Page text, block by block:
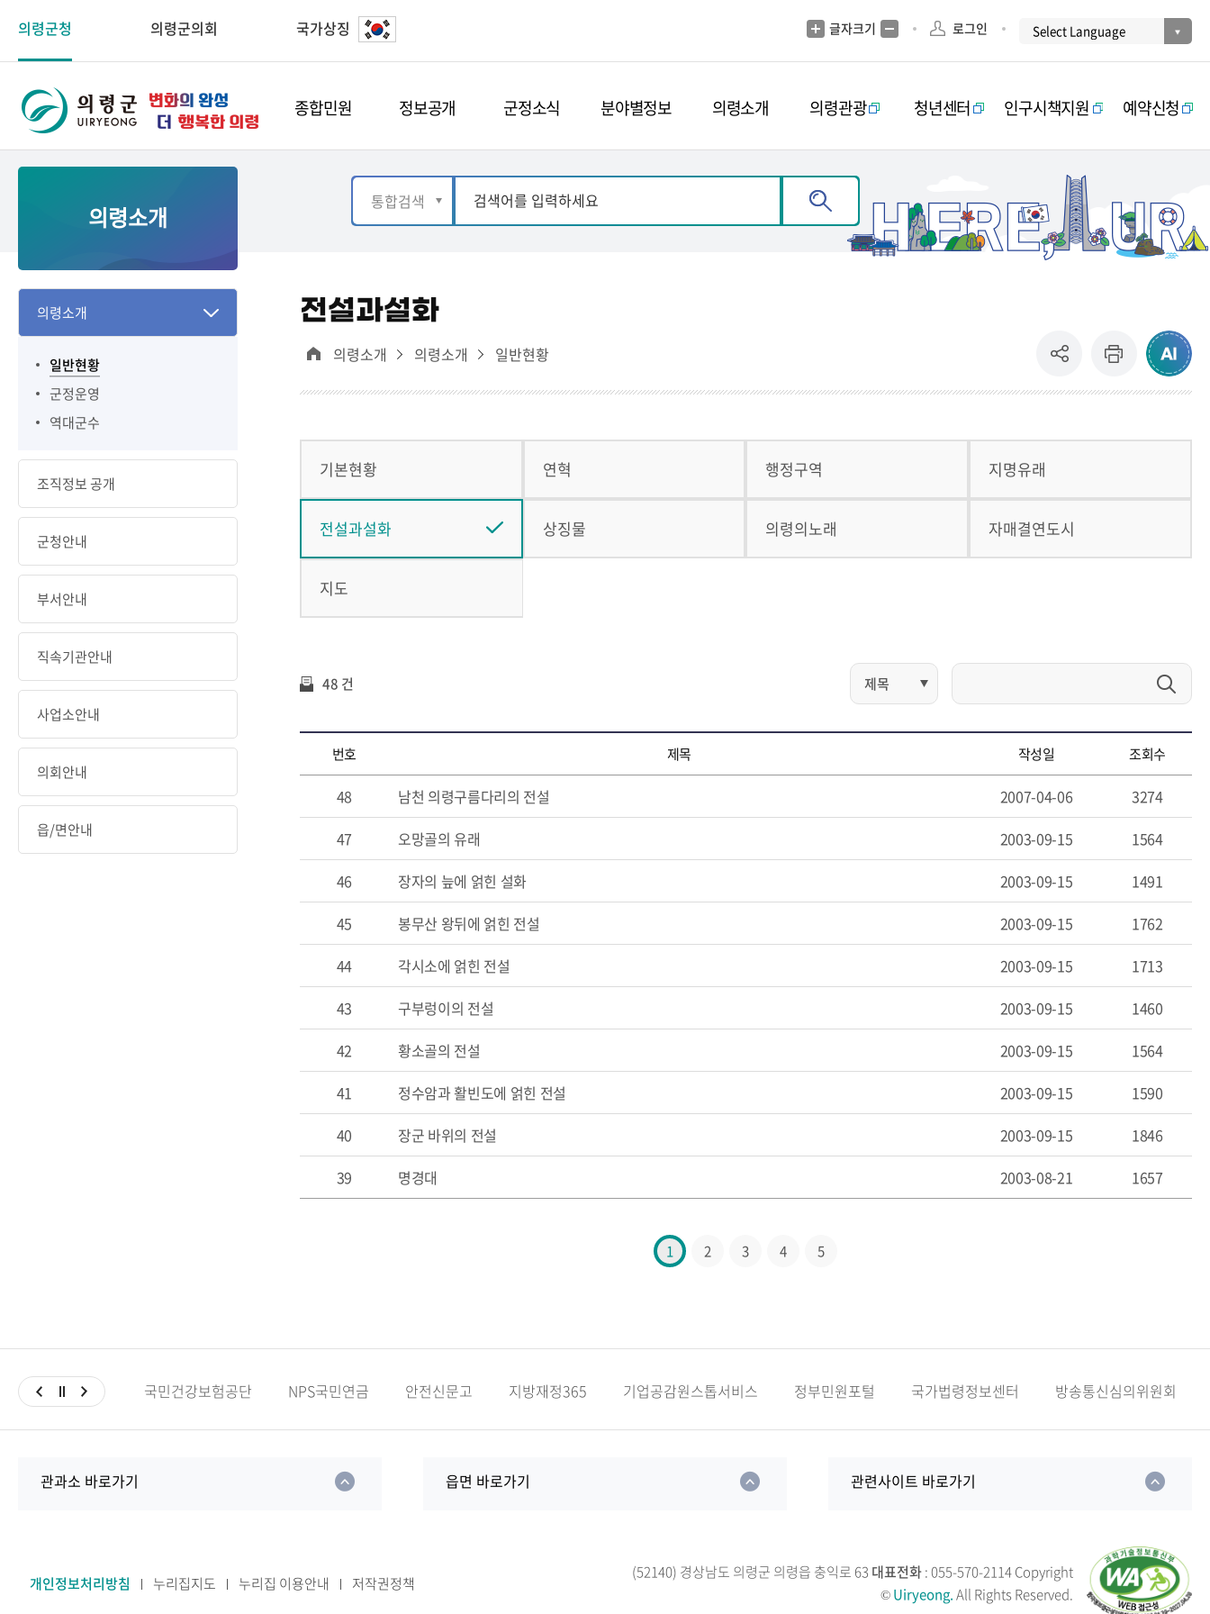
의령군청 의령군의회 국가상징 글자크기 로그인
종합민원 정보공개 군정소식 분야별정보 의령소개 의령관광 청년센터 인구시책지원 예약신청
의령소개
의령소개
일반현황
군정운영
역대군수
조직정보 공개
군청안내
부서안내
직속기관안내
사업소안내
의회안내
읍/면안내
전설과설화
의령소개 의령소개 일반현황
기본현황 연혁 행정구역 지명유래
전설과설화 상징물 의령의노래 자매결연도시
지도
48 건
번호 제목 작성일 조회수
48 남천 의령구름다리의 전설 2007-04-06
3274
47
오망골의 유래 2003-09-15
1564
46
장자의 늪에 얽힌 설화 2003-09-15
1491
45
봉무산 왕뒤에 얽힌 전설 2003-09-15
1762
44
각시소에 얽힌 전설 2003-09-15
1713
43
구부렁이의 전설 2003-09-15
1460
42
황소골의 전설 2003-09-15
1564
41
정수암과 활빈도에 얽힌 전설 2003-09-15
1590
40
장군 바위의 전설 2003-09-15
1846
39
명경대 2003-08-21 1657
1 2 3 4 5
국민건강보험공단 NPS국민연금 안전신문고 지방재정365 기업공감원스톱서비스 정부민원포털 국가법령정보센터 방송통신심의위원회
관과소 바로가기 읍면 바로가기 관련사이트 바로가기
개인정보처리방침 누리집지도 누리집 이용안내 저작권정책
(52140) 경상남도 의령군 의령읍 충익로 63 대표전화: 055-570-2114Copyright
©Uiryeong.All Rights Reserved.